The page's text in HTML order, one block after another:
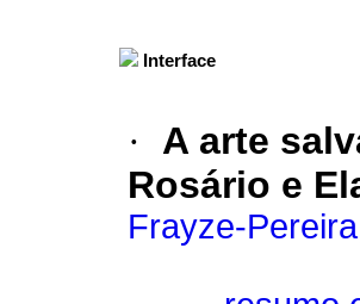
Interface
·
A arte
Rosário e
Frayze-